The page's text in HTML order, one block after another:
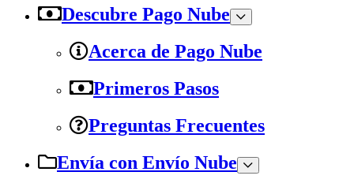
Descubre Pago Nube
Acerca de Pago Nube
Primeros Pasos
Preguntas Frecuentes
Envía con Envío Nube